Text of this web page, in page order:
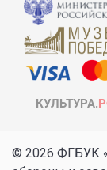
© 2026 ФГБУК